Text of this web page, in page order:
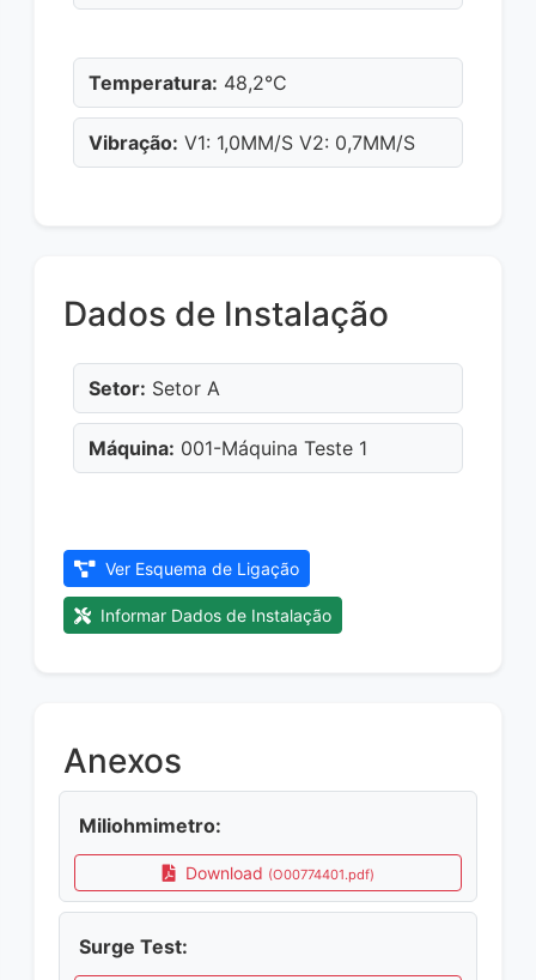
Temperatura: 48,2°C
Vibração: V1: 1,0MM/S V2: 0,7MM/S
Dados de Instalação
Setor: Setor A
Máquina: 001-Máquina Teste 1
Ver Esquema de Ligação
Informar Dados de Instalação
Anexos
Miliohmimetro:
Download (O00774401.pdf)
Surge Test: